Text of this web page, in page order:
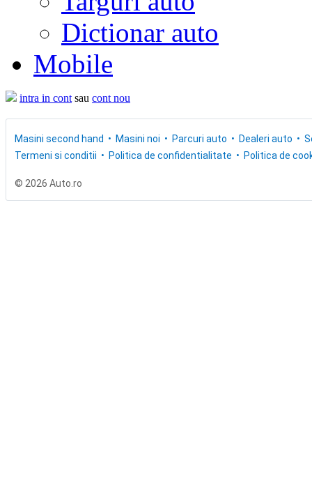
Dictionar auto
Mobile
intra in cont sau cont nou
Masini second hand Masini noi Parcuri auto Dealeri auto
Termeni si conditii
Politica de confidentialitate Politica de
© 2026 Auto.ro